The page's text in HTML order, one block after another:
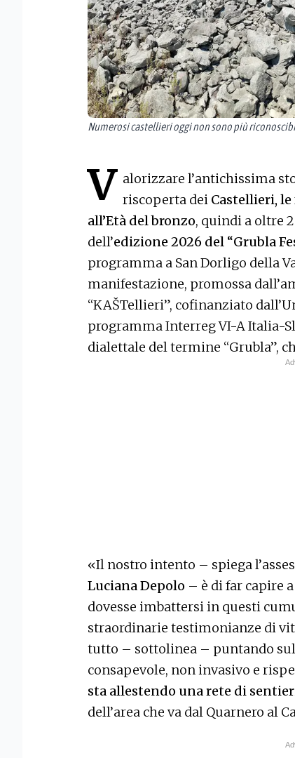
Numerosi castellieri oggi non sono più
V alorizzare l’antichissima
riscoperta dei Castellieri,
all’Età del bronzo, quindi a oltre
dell’edizione 2026 del “Grubla
programma a San Dorligo della
manifestazione, promossa
“KAŠTellieri”, cofinanziato
programma Interreg VI-A Italia-
dialettale del termine “Grubla”,
«Il nostro intento – spiega
Luciana Depolo – è di far capire
dovesse imbattersi in questi
straordinarie testimonianze di
tutto – sottolinea – puntando
consapevole, non invasivo e
sta allestendo una rete di
dell’area che va dal Quarnero al